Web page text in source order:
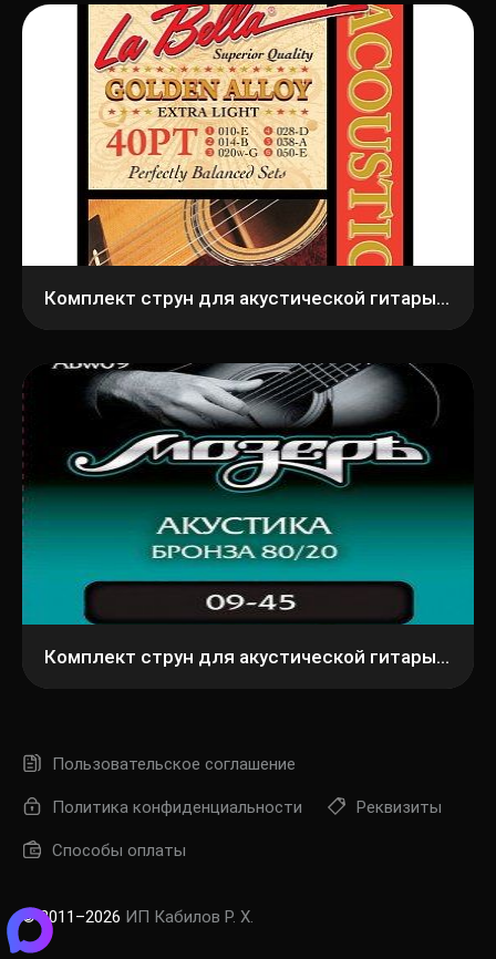
Комплект струн для акустической гитары 10-50 La Bella 40PT
Комплект струн для акустической гитары Мозеръ ABw09
Пользовательское соглашение
Политика конфиденциальности Реквизиты
Способы оплаты
© 2011–2026 ИП Кабилов Р. Х.